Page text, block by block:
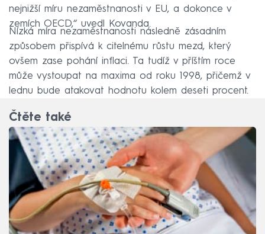
nejnižší míru nezaměstnanosti v EU, a dokonce v
zemích OECD,“ uvedl Kovanda.
Nízká míra nezaměstnanosti následně zásadním
způsobem přispívá k citelnému růstu mezd, který
ovšem zase pohání inflaci. Ta tudíž v příštím roce
může vystoupat na maxima od roku 1998, přičemž v
lednu bude atakovat hodnotu kolem deseti procent.
Čtěte také